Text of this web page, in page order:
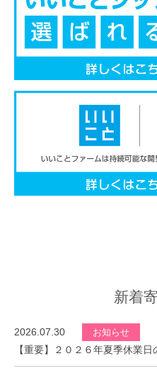
新着
2026.07.30 お知らせ
【重要】２０２６年夏季休業